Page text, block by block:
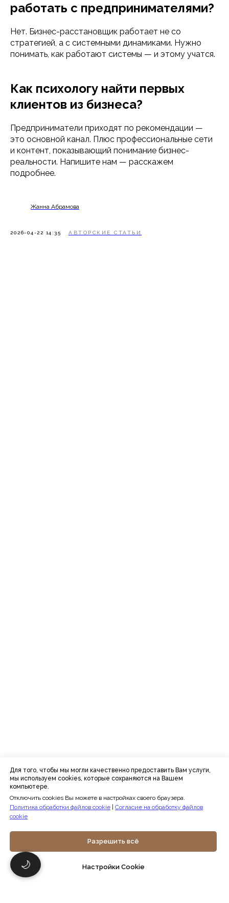
Для того, чтобы мы могли качественно предоставить Вам услуги,
мы используем cookies, которые сохраняются на Вашем
компьютере.
Отключить cookies Вы можете в настройках своего браузера.
Политика обработки файлов cookie
Согласие на обработку файлов
cookie
Разрешить всё
Настройки Cookie
работать с предпринимателями?
Нет. Бизнес-расстановщик работает не со
стратегией, а с системными динамиками. Нужно
понимать, как работают системы — и этому учатся.
Как психологу найти первых
клиентов из бизнеса?
Предприниматели приходят по рекомендации —
это основной канал. Плюс профессиональные сети
и контент, показывающий понимание бизнес-
реальности. Напишите нам — расскажем
подробнее.
Жанна Абрамова
2026-04-22 14:35 АВТОРСКИЕ СТАТЬИ
Сведения об образовательной
организации
Политика конфиденциальности
Согласие на обработку персональных
Согласие на обработку файлов cookie
ООО «ИСП»
ОГРН 1197746615736
Расписание
Отзывы
🌙